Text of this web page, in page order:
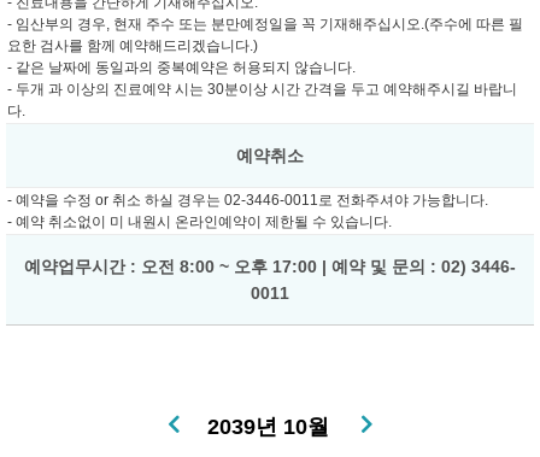
- 임산부의 경우, 현재 주수 또는 분만예정일을 꼭 기재해주십시오.(주수에 따른 필
요한 검사를 함께 예약해드리겠습니다.)
- 같은 날짜에 동일과의 중복예약은 허용되지 않습니다.
- 두개 과 이상의 진료예약 시는 30분이상 시간 간격을 두고 예약해주시길 바랍니
다.
예약취소
- 예약을 수정 or 취소 하실 경우는 02-3446-0011로 전화주셔야 가능합니다.
- 예약 취소없이 미 내원시 온라인예약이 제한될 수 있습니다.
예약업무시간 : 오전 8:00 ~ 오후 17:00 | 예약 및 문의 : 02) 3446-
0011
2039년 10월